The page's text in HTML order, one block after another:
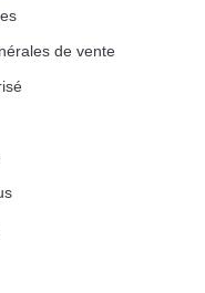
de vente